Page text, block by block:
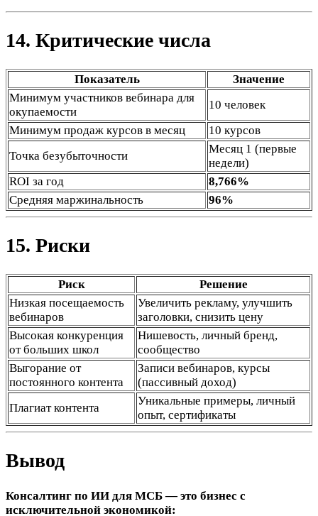
14. Критические числа
Показатель
Значение
Минимум участников вебинара для
окупаемости
10 человек
Минимум продаж курсов в месяц
10 курсов
Точка безубыточности
Месяц 1 (первые
недели)
ROI за год
8,766%
Средняя маржинальность
96%
15. Риски
Риск
Решение
Низкая посещаемость
вебинаров
Увеличить рекламу, улучшить
заголовки, снизить цену
Высокая конкуренция
от больших школ
Нишевость, личный бренд,
сообщество
Выгорание от
постоянного контента
Записи вебинаров, курсы
(пассивный доход)
Плагиат контента
Уникальные примеры, личный
опыт, сертификаты
Вывод
Консалтинг по ИИ для МСБ — это бизнес с
исключительной экономикой: